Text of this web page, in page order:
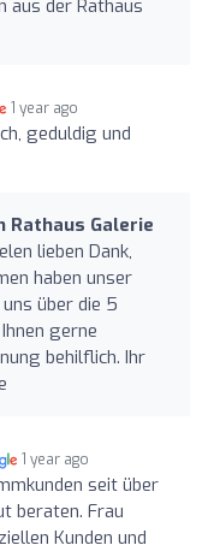
aus der Rathaus
1 year ago
geduldig und
Rathaus Galerie
lieben Dank,
haben unser
über die 5
gerne
behilflich. Ihr
1 year ago
seit über
beraten. Frau
Kunden und